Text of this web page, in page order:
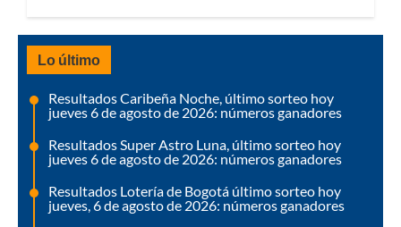
Lo último
Resultados Caribeña Noche, último sorteo hoy
jueves 6 de agosto de 2026: números ganadores
Resultados Super Astro Luna, último sorteo hoy
jueves 6 de agosto de 2026: números ganadores
Resultados Lotería de Bogotá último sorteo hoy
jueves, 6 de agosto de 2026: números ganadores